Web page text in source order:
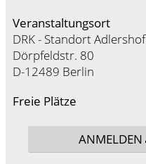
Veranstaltungsort
DRK - Standort Adlershof
Dörpfeldstr. 80
D-12489 Berlin
Freie Plätze
ANMELDEN